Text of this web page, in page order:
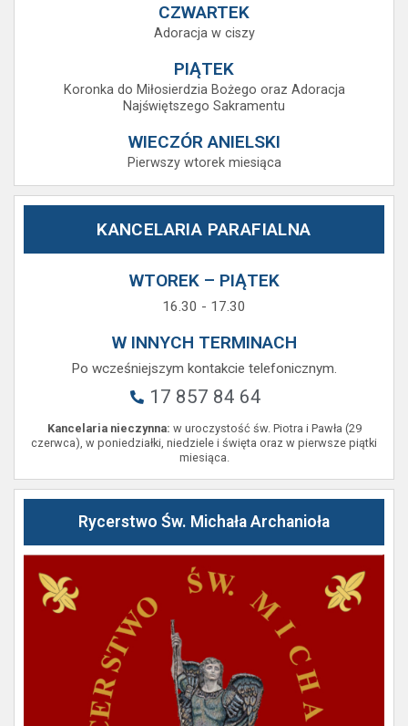
CZWARTEK
Adoracja w ciszy
PIĄTEK
Koronka do Miłosierdzia Bożego oraz Adoracja
Najświętszego Sakramentu
WIECZÓR ANIELSKI
Pierwszy wtorek miesiąca
KANCELARIA PARAFIALNA
WTOREK – PIĄTEK
16.30 - 17.30
W INNYCH TERMINACH
Po wcześniejszym kontakcie telefonicznym.
17 857 84 64
Kancelaria nieczynna: w uroczystość św. Piotra i Pawła (29
czerwca), w poniedziałki, niedziele i święta oraz w pierwsze piątki
miesiąca.
Rycerstwo Św. Michała Archanioła